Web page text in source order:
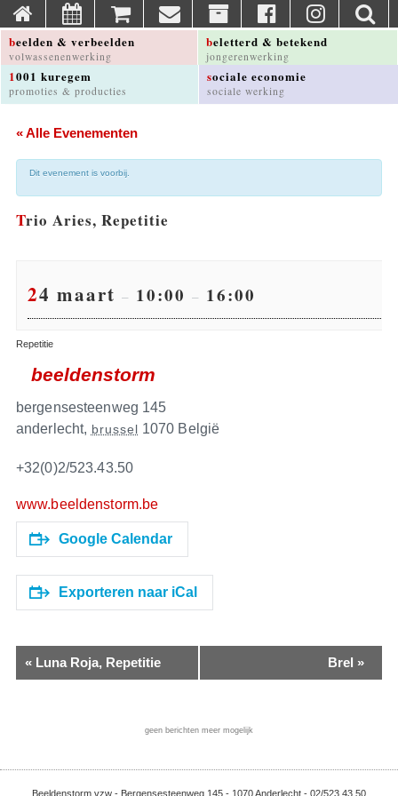
beelden & verbeelden
volwassenenwerking
beletterd & betekend
jongerenwerking
1001 kuregem
promoties & producties
sociale economie
sociale werking
« Alle Evenementen
Dit evenement is voorbij.
Trio Aries, Repetitie
24 maart – 10:00 – 16:00
Repetitie
beeldenstorm
bergensesteenweg 145
anderlecht, brussel 1070 België
+32(0)2/523.43.50
www.beeldenstorm.be
Google Calendar
Exporteren naar iCal
«Luna Roja, Repetitie Brel »
geen berichten meer mogelijk
Beeldenstorm vzw - Bergensesteenweg 145 - 1070 Anderlecht - 02/523 43 50